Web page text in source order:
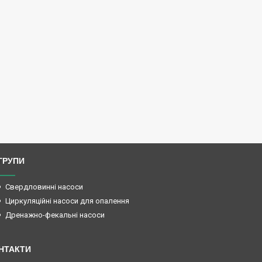
Свердловинні насоси
Циркуляційні насоси для опалення
Дренажно-фекальні насоси